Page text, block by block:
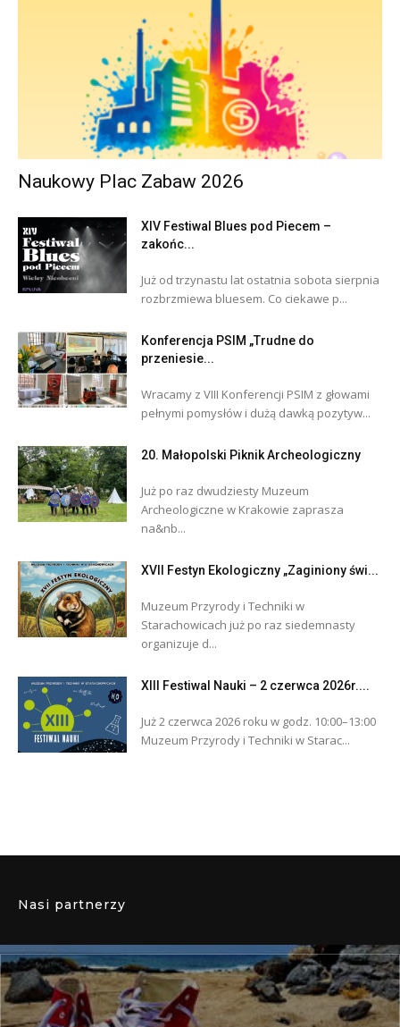
Naukowy Plac Zabaw 2026
XIV Festiwal Blues pod Piecem –
zakońc...
Już od trzynastu lat ostatnia sobota sierpnia
rozbrzmiewa bluesem. Co ciekawe p...
Konferencja PSIM „Trudne do
przeniesie...
Wracamy z VIII Konferencji PSIM z głowami
pełnymi pomysłów i dużą dawką pozytyw...
20. Małopolski Piknik Archeologiczny
Już po raz dwudziesty Muzeum
Archeologiczne w Krakowie zaprasza
na&nb...
XVII Festyn Ekologiczny „Zaginiony świ...
Muzeum Przyrody i Techniki w
Starachowicach już po raz siedemnasty
organizuje d...
XIII Festiwal Nauki – 2 czerwca 2026r....
Już 2 czerwca 2026 roku w godz. 10:00–13:00
Muzeum Przyrody i Techniki w Starac...
Nasi partnerzy